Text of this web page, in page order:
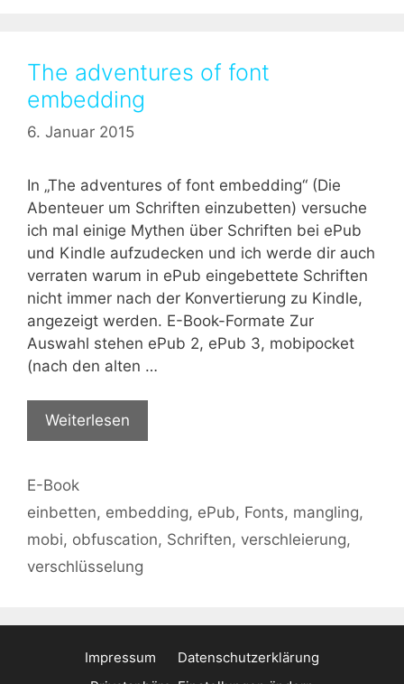
The adventures of font
embedding
6. Januar 2015
In „The adventures of font embedding“ (Die
Abenteuer um Schriften einzubetten) versuche
ich mal einige Mythen über Schriften bei ePub
und Kindle aufzudecken und ich werde dir auch
verraten warum in ePub eingebettete Schriften
nicht immer nach der Konvertierung zu Kindle,
angezeigt werden. E-Book-Formate Zur
Auswahl stehen ePub 2, ePub 3, mobipocket
(nach den alten …
Weiterlesen
Kategorien
E-Book
Schlagwörter
einbetten, embedding, ePub, Fonts, mangling,
mobi, obfuscation, Schriften, verschleierung,
verschlüsselung
Impressum
Datenschutzerklärung